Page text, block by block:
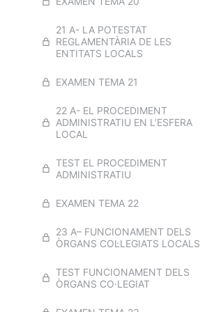
CONSTITUCIONAL I ESTATUT A
DOCUMENTS
14 A-LA RESPONSABILITAT
L’ADMINISTRACIÓ. PRINCIPIS.
PROCEDIMENT
15 A- LA POTESTAT
SANCIONADORA DE LES
ADMINISTRACIONS PÚBLIQUES:
SANCIONADOR.MESURES
SANCIONADORES
TEST BLOC 2. DRET
EXAMEN BLOC DRET
A-SUPÒSIT PRÀCTIC 1. TERMINIS
21 A- LA POTESTAT
REGLAMENTÀRIA DE LES
ENTITATS LOCALS
EXAMEN TEMA 21
22 A- EL PROCEDIMENT
ADMINISTRATIU EN L’ESFERA
LOCAL
TEST EL PROCEDIMENT
ADMINISTRATIU
EXAMEN TEMA 22
23 A– FUNCIONAMENT DELS
ÒRGANS COL·LEGIATS LOCALS
TEST FUNCIONAMENT DELS
ÒRGANS CO·LEGIAT